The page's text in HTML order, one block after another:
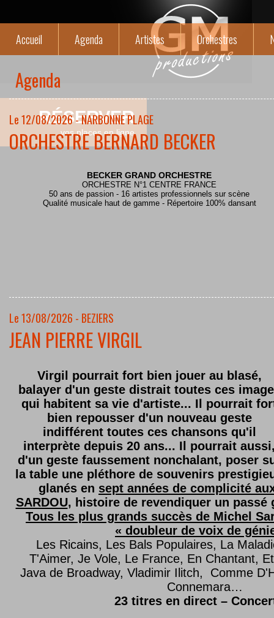
RÉSERVER
vos places en ligne
Accueil Agenda Artistes Orchestres
Agenda
Le 12/08/2026 - NARBONNE PLAGE
ORCHESTRE BERNARD BECKER
BECKER GRAND ORCHESTRE
ORCHESTRE N°1 CENTRE FRANCE
50 ans de passion - 16 artistes professionnels sur scène
Qualité musicale haut de gamme - Répertoire 100% dansant
Le 13/08/2026 - BEZIERS
JEAN PIERRE VIRGIL
Virgil pourrait fort bien jouer au blasé,
balayer d'un geste distrait toutes ces
qui habitent sa vie d'artiste... Il pourrait
bien repousser d'un nouveau geste
indifférent toutes ces chansons qu'il
interprète depuis 20 ans... Il pourrait
d'un geste faussement nonchalant, poser
la table une pléthore de souvenirs
glanés en sept années de complicité
SARDOU, histoire de revendiquer un passé
Tous les plus grands succès de Michel
« doubleur de voix de
Les Ricains, Les Bals Populaires, La
T'Aimer, Je Vole, Le France, En Chantant,
Java de Broadway, Vladimir Ilitch, Comme
Connemara…
23 titres en direct –